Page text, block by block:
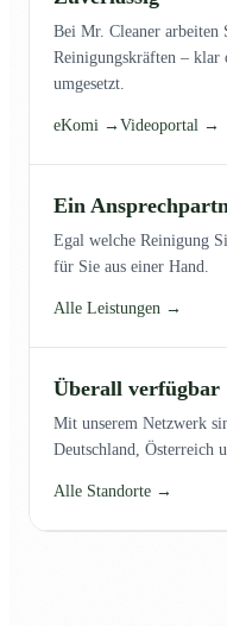
Bei Mr. Cleaner arbeiten
Reinigungskräften – klar
umgesetzt.
eKomi → Videoportal →
Ein
Egal welche Reinigung
für Sie aus einer Hand.
Alle Leistungen →
Überall verfügbar
Mit unserem Netzwerk
Deutschland, Österreich
Alle Standorte →